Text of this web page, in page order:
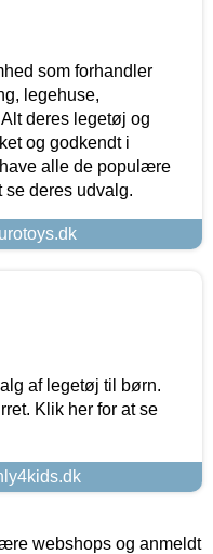
som forhandler
legehuse,
deres legetøj og
og godkendt i
alle de populære
deres udvalg.
af legetøj til børn.
Klik her for at se
webshops og anmeldt